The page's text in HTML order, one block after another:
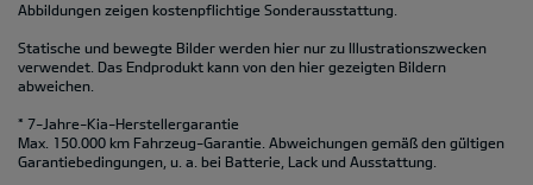
Abbildungen zeigen kostenpflichtige Sonderausstattung.
Statische und bewegte Bilder werden hier nur zu Illustrationszwecken
verwendet. Das Endprodukt kann von den hier gezeigten Bildern
abweichen.
* 7-Jahre-Kia-Herstellergarantie
Max. 150.000 km Fahrzeug-Garantie. Abweichungen gemäß den gültigen
Garantiebedingungen, u. a. bei Batterie, Lack und Ausstattung.